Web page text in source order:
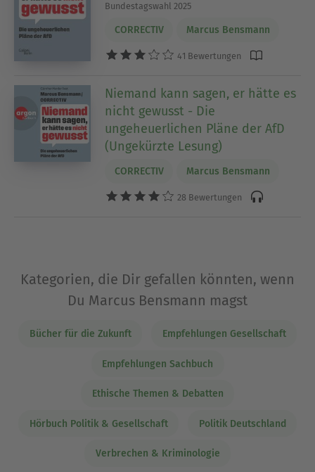
Bundestagswahl 2025
CORRECTIV Marcus Bensmann
41 Bewertungen
Niemand kann sagen, er hätte es
nicht gewusst - Die
ungeheuerlichen Pläne der AfD
(Ungekürzte Lesung)
CORRECTIV Marcus Bensmann
28 Bewertungen
Kategorien, die Dir gefallen könnten, wenn
Du Marcus Bensmann magst
Bücher für die Zukunft Empfehlungen Gesellschaft
Empfehlungen Sachbuch
Ethische Themen & Debatten
Hörbuch Politik & Gesellschaft Politik Deutschland
Verbrechen & Kriminologie